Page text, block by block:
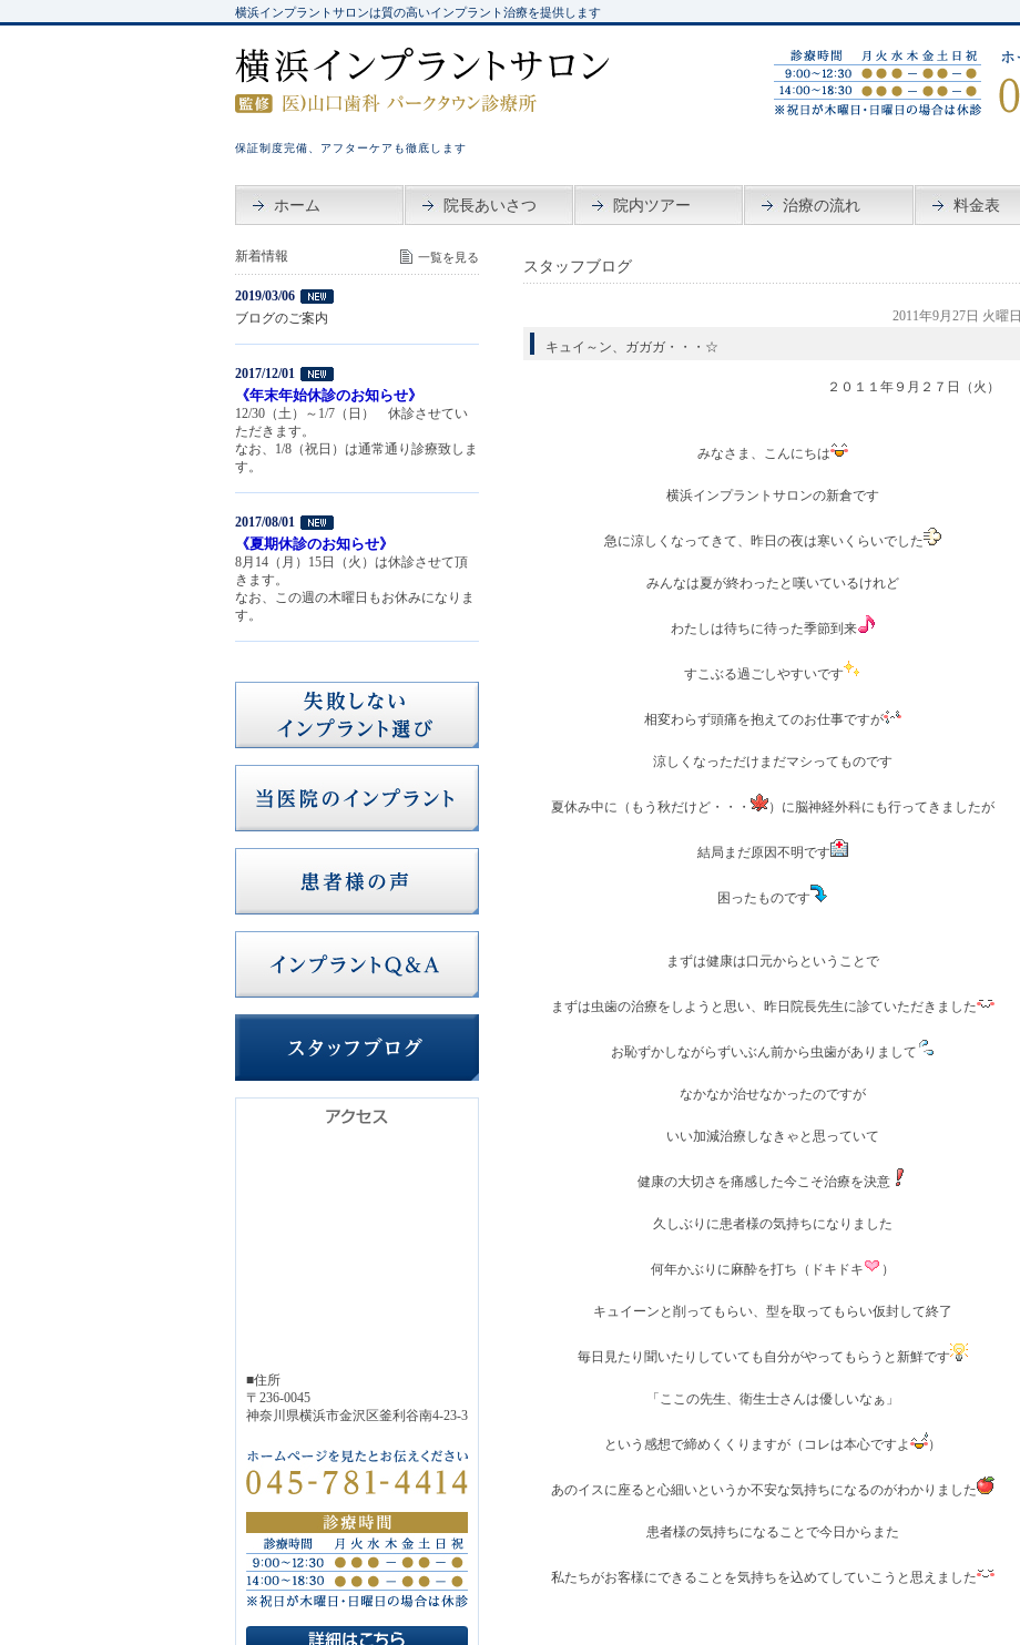
横浜インプラントサロンは質の高いインプラント治療を提供します
保証制度完備、アフターケアも徹底します
ホーム 院長あいさつ 院内ツアー 治療の流れ 料金表
スタッフブログ
2011年9月27日 火曜日
キュイ～ン、ガガガ・・・☆
２０１１年９月２７日（火）
みなさま、こんにちは
横浜インプラントサロンの新倉です
急に涼しくなってきて、昨日の夜は寒いくらいでした
みんなは夏が終わったと嘆いているけれど
わたしは待ちに待った季節到来
すこぶる過ごしやすいです
相変わらず頭痛を抱えてのお仕事ですが
涼しくなっただけまだマシってものです
夏休み中に（もう秋だけど・・・ ）に脳神経外科にも行ってきましたが
結局まだ原因不明です
困ったものです
まずは健康は口元からということで
まずは虫歯の治療をしようと思い、昨日院長先生に診ていただきました
お恥ずかしながらずいぶん前から虫歯がありまして
なかなか治せなかったのですが
いい加減治療しなきゃと思っていて
健康の大切さを痛感した今こそ治療を決意
久しぶりに患者様の気持ちになりました
何年かぶりに麻酔を打ち（ドキドキ ）
キュイーンと削ってもらい、型を取ってもらい仮封して終了
毎日見たり聞いたりしていても自分がやってもらうと新鮮です
「ここの先生、衛生士さんは優しいなぁ」
という感想で締めくくりますが（コレは本心ですよ ）
あのイスに座ると心細いというか不安な気持ちになるのがわかりました
患者様の気持ちになることで今日からまた
私たちがお客様にできることを気持ちを込めてしていこうと思えました
新着情報 一覧を見る
2019/03/06
ブログのご案内
2017/12/01
《年末年始休診のお知らせ》
12/30（土）～1/7（日） 休診させてい
ただきます。
なお、1/8（祝日）は通常通り診療致しま
す。
2017/08/01
《夏期休診のお知らせ》
8月14（月）15日（火）は休診させて頂
きます。
なお、この週の木曜日もお休みになりま
す。
■住所
〒236-0045
神奈川県横浜市金沢区釜利谷南4-23-3